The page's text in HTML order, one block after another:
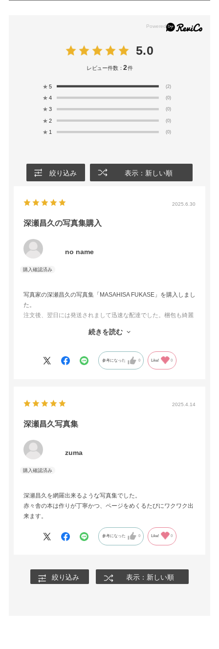
5.0
レビュー件数：2件
★ 5 (2)
★ 4 (0)
★ 3 (0)
★ 2 (0)
★ 1 (0)
絞り込み 表示：新しい順
2025.6.30
深瀬昌久の写真集購入
no name
写真家の深瀬昌久の写真集「MASAHISA FUKASE」を購入しまし
た。
注文後、翌日には発送されまして迅速な配達でした。梱包も綺麗
が多いので配送に気を遣ってしまいますが、これからも利用させ
続きを読む
参考になった 0 Like! 0
2025.4.14
深瀬昌久写真集
zuma
深瀬昌久を網羅出来るような写真集でした。
赤々舎の本は作りが丁寧かつ、ページをめくるたびにワクワク出
来ます。
参考になった 0 Like! 0
絞り込み 表示：新しい順